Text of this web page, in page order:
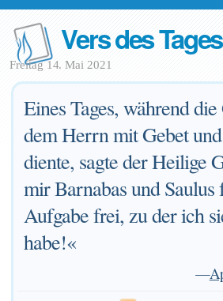
Vers des Tages
Freitag 14. Mai 2021
Eines Tages, während
dem Herrn mit Gebet
diente, sagte der Heilige
mir Barnabas und Saulus
Aufgabe frei, zu der ich
habe!«
—